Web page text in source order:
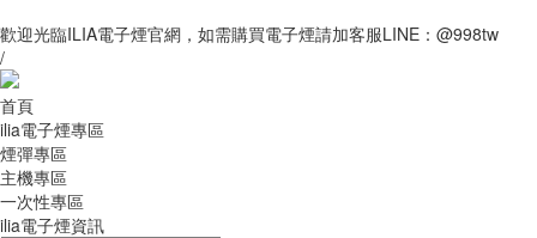
歡迎光臨ILIA電子煙官網，如需購買電子煙請加客服LINE：@998tw
/
首頁
ilia電子煙專區
煙彈專區
主機專區
一次性專區
ilia電子煙資訊